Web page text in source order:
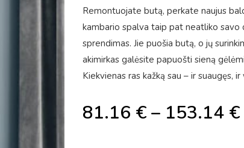
Remontuojate butą, perkate naujus
kambario spalva taip pat neatliko savo
sprendimas. Jie puošia butą, o jų
akimirkas galėsite papuošti sieną
Kiekvienas ras kažką sau – ir suaugęs, ir
81.16 €– 153.14 €